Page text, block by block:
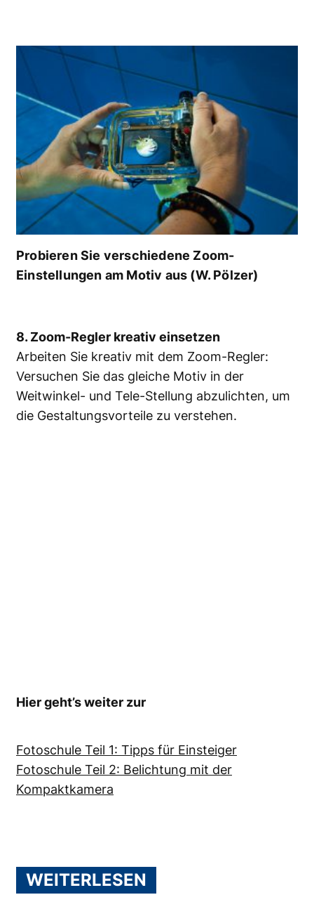
Probieren Sie verschiedene Zoom-
Einstellungen am Motiv aus (W. Pölzer)
8. Zoom-Regler kreativ einsetzen
Arbeiten Sie kreativ mit dem Zoom-Regler:
Versuchen Sie das gleiche Motiv in der
Weitwinkel- und Tele-Stellung abzulichten, um
die Gestaltungsvorteile zu verstehen.
Hier geht’s weiter zur
Fotoschule Teil 1: Tipps für Einsteiger
Fotoschule Teil 2: Belichtung mit der
Kompaktkamera
WEITERLESEN